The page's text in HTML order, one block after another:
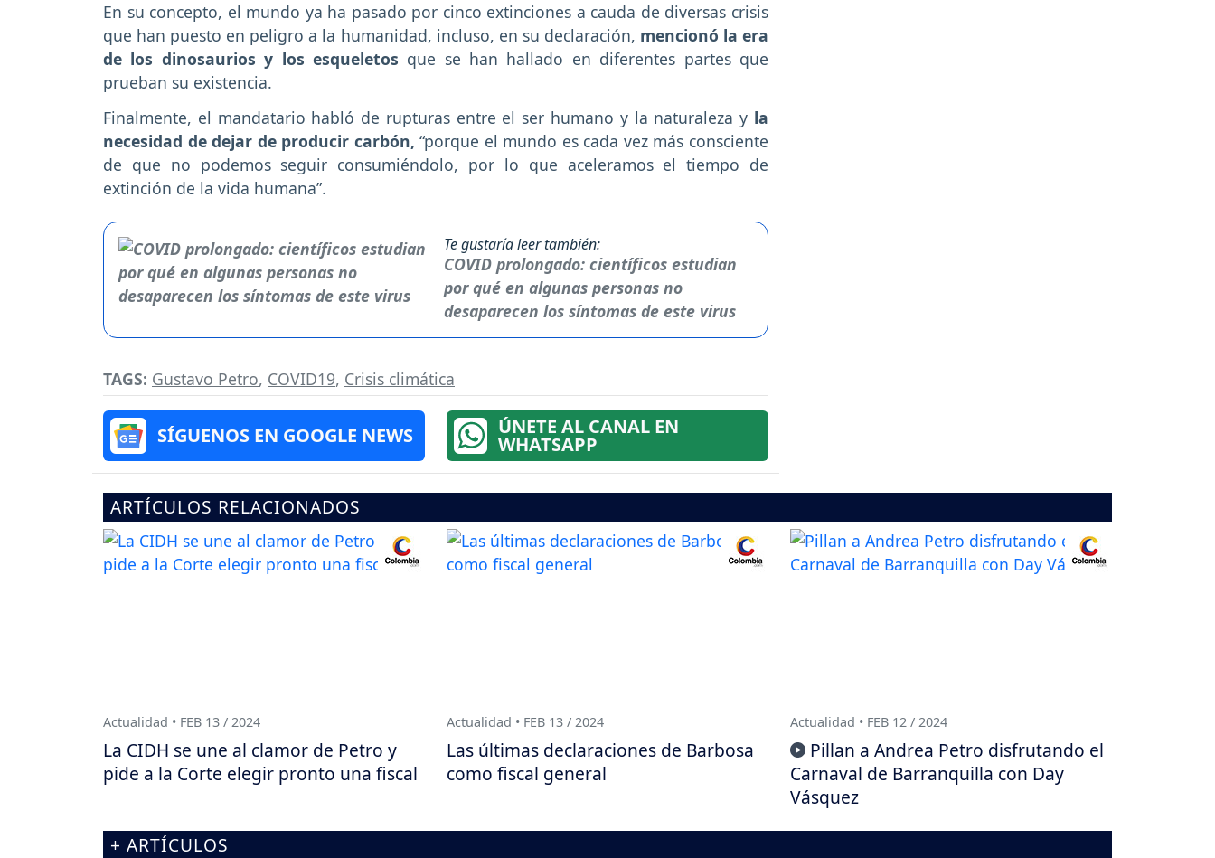
En su concepto, el mundo ya ha pasado por cinco extinciones a cauda de diversas crisis
que han puesto en peligro a la humanidad, incluso, en su declaración, mencionó la era
de los dinosaurios y los esqueletos que se han hallado en diferentes partes que
prueban su existencia.
Finalmente, el mandatario habló de rupturas entre el ser humano y la naturaleza y la
necesidad de dejar de producir carbón, “porque el mundo es cada vez más consciente
de que no podemos seguir consumiéndolo, por lo que aceleramos el tiempo de
extinción de la vida humana”.
Te gustaría leer también:
COVID prolongado: científicos estudian
por qué en algunas personas no
desaparecen los síntomas de este virus
TAGS: Gustavo Petro, COVID19, Crisis climática
SÍGUENOS EN GOOGLE NEWS ÚNETE AL CANAL EN
WHATSAPP
ARTÍCULOS RELACIONADOS
Actualidad • FEB 13 / 2024
La CIDH se une al clamor de Petro y
pide a la Corte elegir pronto una fiscal
Actualidad • FEB 13 / 2024
Las últimas declaraciones de Barbosa
como fiscal general
Actualidad • FEB 12 / 2024
Pillan a Andrea Petro disfrutando el
Carnaval de Barranquilla con Day
Vásquez
+ ARTÍCULOS